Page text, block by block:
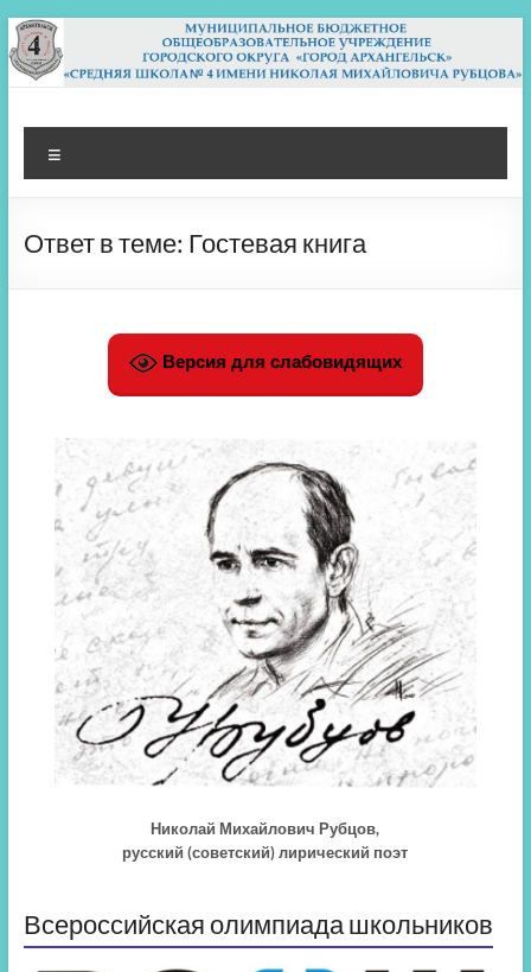
Перейти
к
содержимому
МБОУ СШ 4
Архангельск
Ответ в теме: Гостевая книга
Версия для слабовидящих
Николай Михайлович Рубцов,
русский (советский) лирический поэт
Всероссийская олимпиада школьников